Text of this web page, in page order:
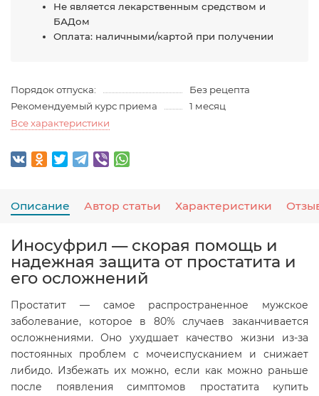
Не является лекарственным средством и
БАДом
Оплата: наличными/картой при получении
Порядок отпуска:
Без рецепта
Рекомендуемый курс приема
1 месяц
Все характеристики
Описание Автор статьи Характеристики
Иносуфрил — скорая помощь и
надежная защита от простатита и
его осложнений
Простатит — самое распространенное мужское
заболевание, которое в 80% случаев заканчивается
осложнениями. Оно ухудшает качество жизни из-за
постоянных проблем с мочеиспусканием и снижает
либидо. Избежать их можно, если как можно раньше
после появления симптомов простатита купить